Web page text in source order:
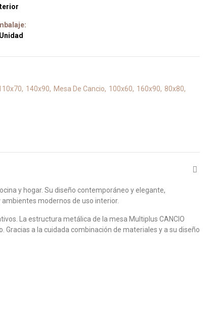
140x90 Mesa De Cancio 100x60 160x90
80x80
y hogar. Su diseño contemporáneo y elegante,
modernos de uso interior.
La estructura metálica de la mesa Multiplus CANCIO
a la cuidada combinación de materiales y a su diseño